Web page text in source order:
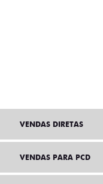
VENDAS DIRETAS
VENDAS PARA PCD